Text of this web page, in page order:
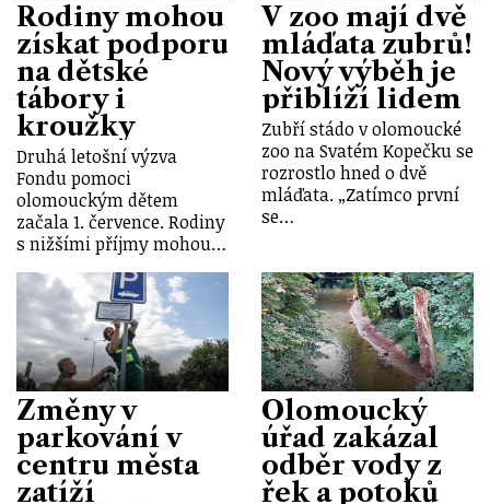
Rodiny mohou
získat podporu
na dětské
tábory i
kroužky
Druhá letošní výzva
Fondu pomoci
olomouckým dětem
začala 1. července. Rodiny
s nižšími příjmy mohou…
V zoo mají dvě
mláďata zubrů!
Nový výběh je
přiblíží lidem
Zubří stádo v olomoucké
zoo na Svatém Kopečku se
rozrostlo hned o dvě
mláďata. „Zatímco první
se…
Změny v
parkování v
centru města
zatíží
Olomoucký
úřad zakázal
odběr vody z
řek a potoků